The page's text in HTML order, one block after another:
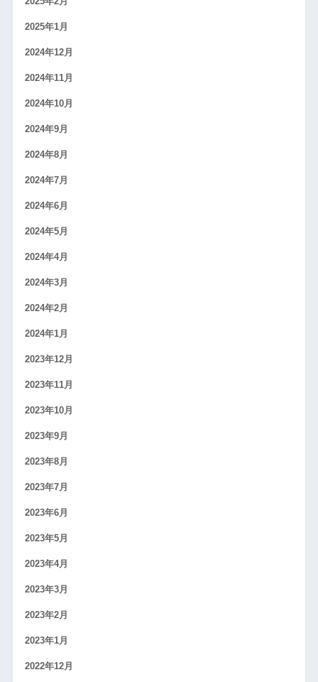
2025年1月
2024年12月
2024年11月
2024年10月
2024年9月
2024年8月
2024年7月
2024年6月
2024年5月
2024年4月
2024年3月
2024年2月
2024年1月
2023年12月
2023年11月
2023年10月
2023年9月
2023年8月
2023年7月
2023年6月
2023年5月
2023年4月
2023年3月
2023年2月
2023年1月
2022年12月